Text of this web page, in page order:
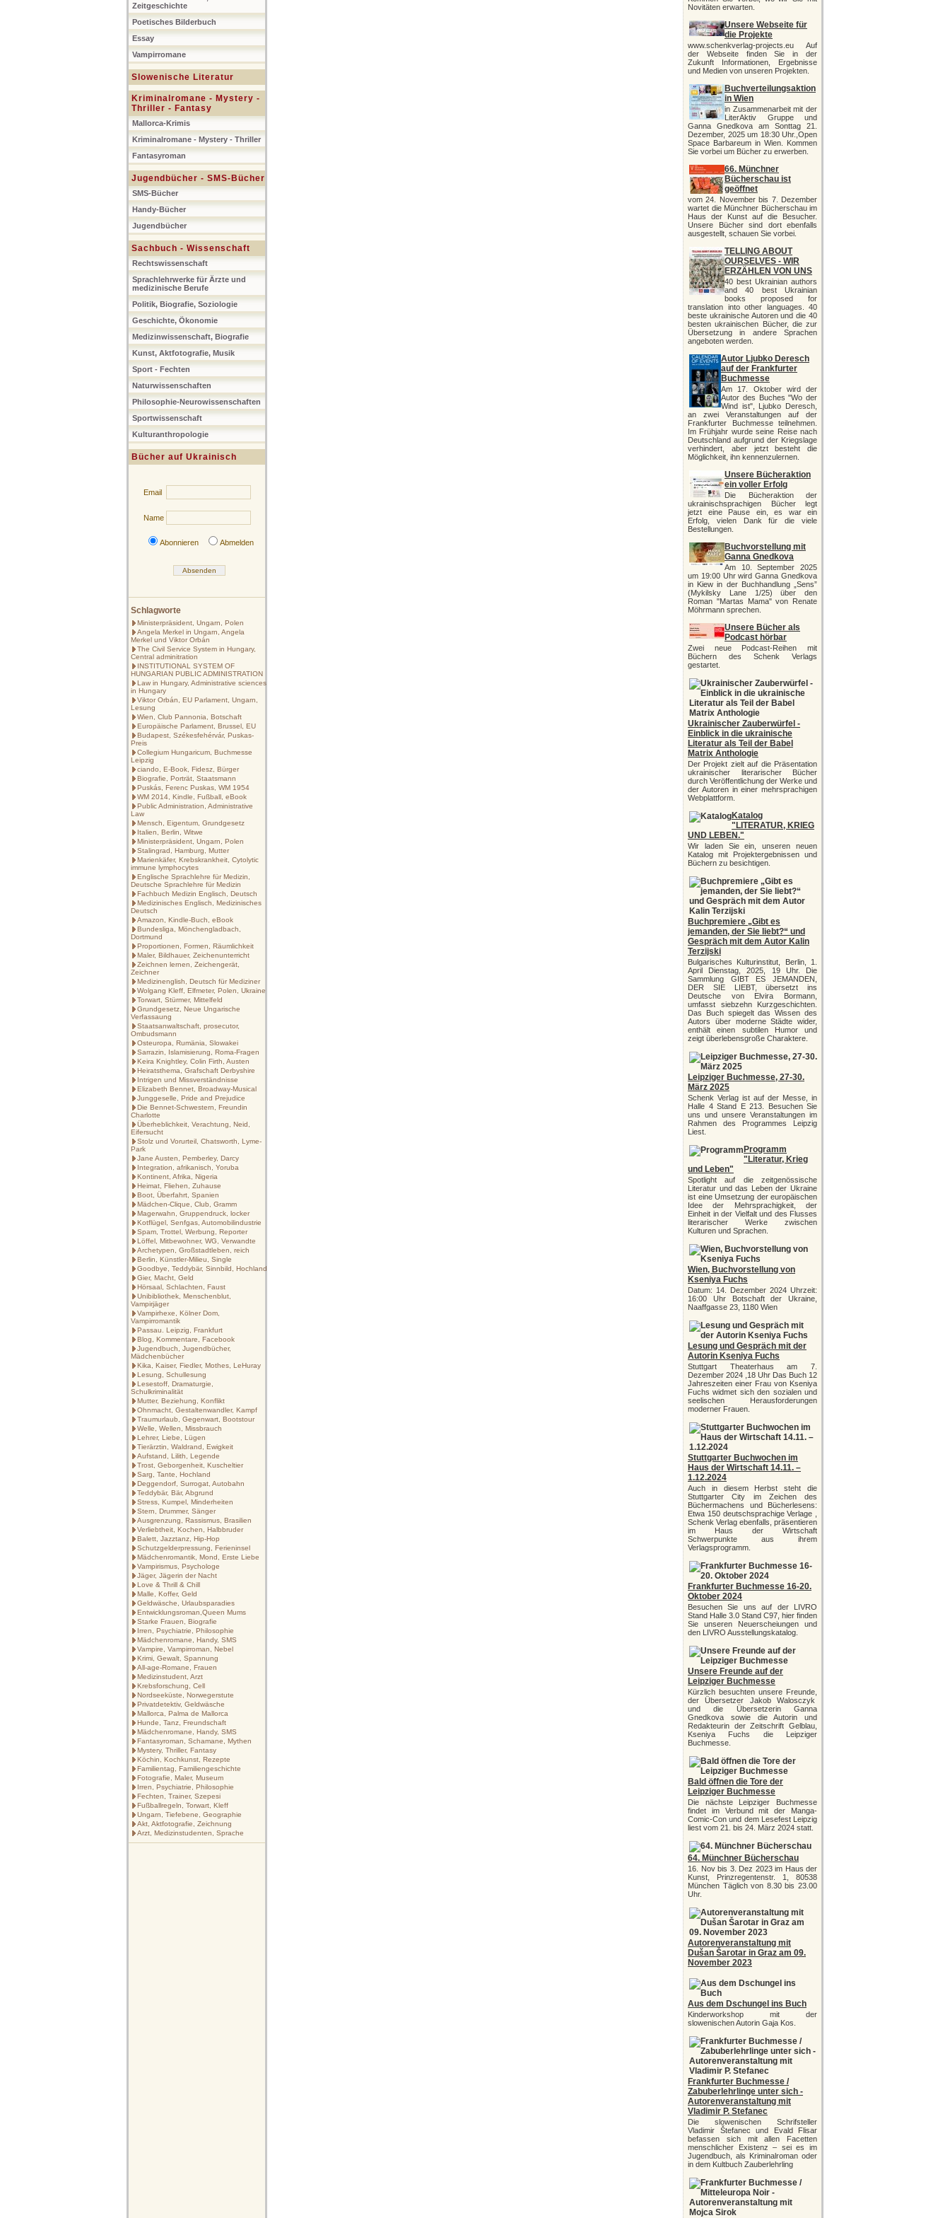
Zeitgeschichte
Poetisches Bilderbuch
Essay
Vampirromane
Slowenische Literatur
Kriminalromane - Mystery -
Thriller - Fantasy
Mallorca-Krimis
Kriminalromane - Mystery - Thriller
Fantasyroman
Jugendbücher - SMS-Bücher
SMS-Bücher
Handy-Bücher
Jugendbücher
Sachbuch - Wissenschaft
Rechtswissenschaft
Sprachlehrwerke für Ärzte und
medizinische Berufe
Politik, Biografie, Soziologie
Geschichte, Ökonomie
Medizinwissenschaft, Biografie
Kunst, Aktfotografie, Musik
Sport - Fechten
Naturwissenschaften
Philosophie-Neurowissenschaften
Sportwissenschaft
Kulturanthropologie
Bücher auf Ukrainisch
Email
Name
Abonnieren Abmelden
Schlagworte
Ministerpräsident, Ungarn, Polen
Angela Merkel in Ungarn, Angela
Merkel und Viktor Orbán
The Civil Service System in Hungary,
Central adminitration
INSTITUTIONAL SYSTEM OF
HUNGARIAN PUBLIC ADMINISTRATION
Law in Hungary, Administrative sciences
in Hungary
Viktor Orbán, EU Parlament, Ungarn,
Lesung
Wien, Club Pannonia, Botschaft
Europäische Parlament, Brussel, EU
Budapest, Székesfehérvár, Puskas-
Preis
Collegium Hungaricum, Buchmesse
Leipzig
ciando, E-Book, Fidesz, Bürger
Biografie, Porträt, Staatsmann
Puskás, Ferenc Puskas, WM 1954
WM 2014, Kindle, Fußball, eBook
Public Administration, Administrative
Law
Mensch, Eigentum, Grundgesetz
Italien, Berlin, Witwe
Ministerpräsident, Ungarn, Polen
Stalingrad, Hamburg, Mutter
Marienkäfer, Krebskrankheit, Cytolytic
immune lymphocytes
Englische Sprachlehre für Medizin,
Deutsche Sprachlehre für Medizin
Fachbuch Medizin Englisch, Deutsch
Medizinisches Englisch, Medizinisches
Deutsch
Amazon, Kindle-Buch, eBook
Bundesliga, Mönchengladbach,
Dortmund
Proportionen, Formen, Räumlichkeit
Maler, Bildhauer, Zeichenunterricht
Zeichnen lernen, Zeichengerät,
Zeichner
Medizinenglish, Deutsch für Mediziner
Wolgang Kleff, Elfmeter, Polen, Ukraine
Torwart, Stürmer, Mittelfeld
Grundgesetz, Neue Ungarische
Verfassaung
Staatsanwaltschaft, prosecutor,
Ombudsmann
Osteuropa, Rumänia, Slowakei
Sarrazin, Islamisierung, Roma-Fragen
Keira Knightley, Colin Firth, Austen
Heiratsthema, Grafschaft Derbyshire
Intrigen und Missverständnisse
Elizabeth Bennet, Broadway-Musical
Junggeselle, Pride and Prejudice
Die Bennet-Schwestern, Freundin
Charlotte
Überheblichkeit, Verachtung, Neid,
Eifersucht
Stolz und Vorurteil, Chatsworth, Lyme-
Park
Jane Austen, Pemberley, Darcy
Integration, afrikanisch, Yoruba
Kontinent, Afrika, Nigeria
Heimat, Fliehen, Zuhause
Boot, Überfahrt, Spanien
Mädchen-Clique, Club, Gramm
Magerwahn, Gruppendruck, locker
Kotflügel, Senfgas, Automobilindustrie
Spam, Trottel, Werbung, Reporter
Löffel, Mitbewohner, WG, Verwandte
Archetypen, Großstadtleben, reich
Berlin, Künstler-Milieu, Single
Goodbye, Teddybär, Sinnbild, Hochland
Gier, Macht, Geld
Hörsaal, Schlachten, Faust
Unibibliothek, Menschenblut,
Vampirjäger
Vampirhexe, Kölner Dom,
Vampirromantik
Passau. Leipzig, Frankfurt
Blog, Kommentare, Facebook
Jugendbuch, Jugendbücher,
Mädchenbücher
Kika, Kaiser, Fiedler, Mothes, LeHuray
Lesung, Schullesung
Lesestoff, Dramaturgie,
Schulkriminalität
Mutter, Beziehung, Konflikt
Ohnmacht, Gestaltenwandler, Kampf
Traumurlaub, Gegenwart, Bootstour
Welle, Wellen, Missbrauch
Lehrer, Liebe, Lügen
Tierärztin, Waldrand, Ewigkeit
Aufstand, Lilith, Legende
Trost, Geborgenheit, Kuscheltier
Sarg, Tante, Hochland
Deggendorf, Surrogat, Autobahn
Teddybär, Bär, Abgrund
Stress, Kumpel, Minderheiten
Stern, Drummer, Sänger
Ausgrenzung, Rassismus, Brasilien
Verliebtheit, Kochen, Halbbruder
Balett, Jazztanz, Hip-Hop
Schutzgelderpressung, Ferieninsel
Mädchenromantik, Mond, Erste Liebe
Vampirismus, Psychologe
Jäger, Jägerin der Nacht
Love & Thrill & Chill
Malle, Koffer, Geld
Geldwäsche, Urlaubsparadies
Entwicklungsroman,Queen Mums
Starke Frauen, Biografie
Irren, Psychiatrie, Philosophie
Mädchenromane, Handy, SMS
Vampire, Vampirroman, Nebel
Krimi, Gewalt, Spannung
All-age-Romane, Frauen
Medizinstudent, Arzt
Krebsforschung, Cell
Nordseeküste, Norwegerstute
Privatdetektiv, Geldwäsche
Mallorca, Palma de Mallorca
Hunde, Tanz, Freundschaft
Mädchenromane, Handy, SMS
Fantasyroman, Schamane, Mythen
Mystery, Thriller, Fantasy
Köchin, Kochkunst, Rezepte
Familientag, Familiengeschichte
Fotografie, Maler, Museum
Irren, Psychiatrie, Philosophie
Fechten, Trainer, Szepesi
Fußballregeln, Torwart, Kleff
Ungarn, Tiefebene, Geographie
Akt, Aktfotografie, Zeichnung
Arzt, Medizinstudenten, Sprache
Novitäten erwarten.
Unsere Webseite für
die Projekte
www.schenkverlag-projects.eu Auf
der Webseite finden Sie in der
Zukunft Informationen, Ergebnisse
und Medien von unseren Projekten.
Buchverteilungsaktion
in Wien
in Zusammenarbeit mit der
LiterAktiv Gruppe und
Ganna Gnedkova am Sonttag 21.
Dezember, 2025 um 18:30 Uhr.,Open
Space Barbareum in Wien. Kommen
Sie vorbei um Bücher zu erwerben.
66. Münchner
Bücherschau ist
geöffnet
vom 24. November bis 7. Dezember
wartet die Münchner Bücherschau im
Haus der Kunst auf die Besucher.
Unsere Bücher sind dort ebenfalls
ausgestellt, schauen Sie vorbei.
TELLING ABOUT
OURSELVES - WIR
ERZÄHLEN VON UNS
40 best Ukrainian authors
and 40 best Ukrainian
books proposed for
translation into other languages. 40
beste ukrainische Autoren und die 40
besten ukrainischen Bücher, die zur
Übersetzung in andere Sprachen
angeboten werden.
Autor Ljubko Deresch
auf der Frankfurter
Buchmesse
Am 17. Oktober wird der
Autor des Buches "Wo der
Wind ist", Ljubko Deresch,
an zwei Veranstaltungen auf der
Frankfurter Buchmesse teilnehmen.
Im Frühjahr wurde seine Reise nach
Deutschland aufgrund der Kriegslage
verhindert, aber jetzt besteht die
Möglichkeit, ihn kennenzulernen.
Unsere Bücheraktion
ein voller Erfolg
Die Bücheraktion der
ukrainischsprachigen Bücher legt
jetzt eine Pause ein, es war ein
Erfolg, vielen Dank für die viele
Bestellungen.
Buchvorstellung mit
Ganna Gnedkova
Am 10. September 2025
um 19:00 Uhr wird Ganna Gnedkova
in Kiew in der Buchhandlung „Sens”
(Mykilsky Lane 1/25) über den
Roman "Martas Mama" von Renate
Möhrmann sprechen.
Unsere Bücher als
Podcast hörbar
Zwei neue Podcast-Reihen mit
Büchern des Schenk Verlags
gestartet.
Ukrainischer Zauberwürfel -
Einblick in die ukrainische
Literatur als Teil der Babel
Matrix Anthologie
Der Projekt zielt auf die Präsentation
ukrainischer literarischer Bücher
durch Veröffentlichung der Werke und
der Autoren in einer mehrsprachigen
Webplattform.
Katalog
"LITERATUR, KRIEG
UND LEBEN."
Wir laden Sie ein, unseren neuen
Katalog mit Projektergebnissen und
Büchern zu besichtigen.
Buchpremiere „Gibt es
jemanden, der Sie liebt?“ und
Gespräch mit dem Autor Kalin
Terzijski
Bulgarisches Kulturinstitut, Berlin, 1.
April Dienstag, 2025, 19 Uhr. Die
Sammlung GIBT ES JEMANDEN,
DER SIE LIEBT, übersetzt ins
Deutsche von Elvira Bormann,
umfasst siebzehn Kurzgeschichten.
Das Buch spiegelt das Wissen des
Autors über moderne Städte wider,
enthält einen subtilen Humor und
zeigt überlebensgroße Charaktere.
Leipziger Buchmesse, 27-30.
März 2025
Schenk Verlag ist auf der Messe, in
Halle 4 Stand E 213. Besuchen Sie
uns und unsere Veranstaltungen im
Rahmen des Programmes Leipzig
Liest.
Programm
"Literatur, Krieg
und Leben"
Spotlight auf die zeitgenössische
Literatur und das Leben der Ukraine
ist eine Umsetzung der europäischen
Idee der Mehrsprachigkeit, der
Einheit in der Vielfalt und des Flusses
literarischer Werke zwischen
Kulturen und Sprachen.
Wien, Buchvorstellung von
Kseniya Fuchs
Datum: 14. Dezember 2024 Uhrzeit:
16:00 Uhr Botschaft der Ukraine,
Naaffgasse 23, 1180 Wien
Lesung und Gespräch mit der
Autorin Kseniya Fuchs
Stuttgart Theaterhaus am 7.
Dezember 2024 ,18 Uhr Das Buch 12
Jahreszeiten einer Frau von Kseniya
Fuchs widmet sich den sozialen und
seelischen Herausforderungen
moderner Frauen.
Stuttgarter Buchwochen im
Haus der Wirtschaft 14.11. –
1.12.2024
Auch in diesem Herbst steht die
Stuttgarter City im Zeichen des
Büchermachens und Bücherlesens:
Etwa 150 deutschsprachige Verlage ,
Schenk Verlag ebenfalls, präsentieren
im Haus der Wirtschaft
Schwerpunkte aus ihrem
Verlagsprogramm.
Frankfurter Buchmesse 16-20.
Oktober 2024
Besuchen Sie uns auf der LIVRO
Stand Halle 3.0 Stand C97, hier finden
Sie unseren Neuerscheiungen und
den LIVRO Ausstellungskatalog.
Unsere Freunde auf der
Leipziger Buchmesse
Kürzlich besuchten unsere Freunde,
der Übersetzer Jakob Walosczyk
und die Übersetzerin Ganna
Gnedkova sowie die Autorin und
Redakteurin der Zeitschrift Gelblau,
Kseniya Fuchs die Leipziger
Buchmesse.
Bald öffnen die Tore der
Leipziger Buchmesse
Die nächste Leipziger Buchmesse
findet im Verbund mit der Manga-
Comic-Con und dem Lesefest Leipzig
liest vom 21. bis 24. März 2024 statt.
64. Münchner Bücherschau
16. Nov bis 3. Dez 2023 im Haus der
Kunst, Prinzregentenstr. 1, 80538
München Täglich von 8.30 bis 23.00
Uhr.
Autorenveranstaltung mit
Dušan Šarotar in Graz am 09.
November 2023
Aus dem Dschungel ins Buch
Kinderworkshop mit der
slowenischen Autorin Gaja Kos.
Frankfurter Buchmesse /
Zabuberlehrlinge unter sich -
Autorenveranstaltung mit
Vladimir P. Stefanec
Die slowenischen Schrifsteller
Vladimir Štefanec und Evald Flisar
befassen sich mit allen Facetten
menschlicher Existenz – sei es im
Jugendbuch, als Kriminalroman oder
in dem Kultbuch Zauberlehrling